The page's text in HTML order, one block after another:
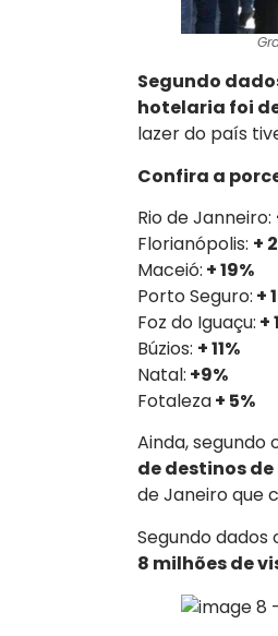
Segundo
hotelaria foi
lazer do país
Confira a
Rio de Janneiro:
Florianópolis: +
Maceió: + 19%
Porto Seguro: +
Foz do Iguaçu: +
Búzios: + 11%
Natal: +9%
Fotaleza+ 5%
Ainda, segundo
de destinos
de Janeiro que
Segundo
8 milhões de